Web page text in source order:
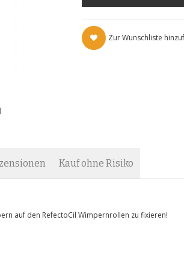
Zur Wunschliste
auf den RefectoCil Wimpernrollen zu fixieren!
Kauf ohne Risiko